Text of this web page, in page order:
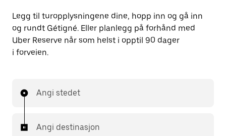
Legg til turopplysningene dine, hopp inn og gå inn
og rundt Gétigné. Eller planlegg på forhånd med
Uber Reserve når som helst i opptil 90 dager
i forveien.
Angi stedet
Angi destinasjon